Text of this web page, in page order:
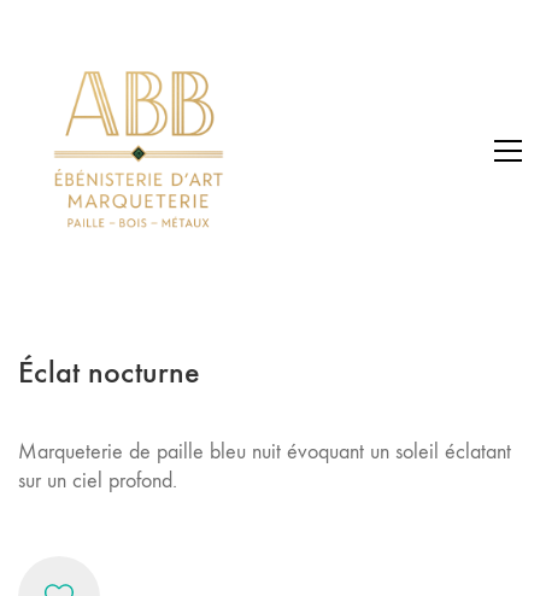
Éclat nocturne
Marqueterie de paille bleu nuit évoquant un soleil éclatant
sur un ciel profond.